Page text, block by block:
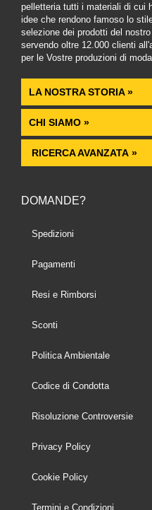
pelletteria tutti i materiali di cui
idee che rendono famoso lo
selezione dei prodotti del
servendo oltre 12.000 clienti
per le Vostre produzioni di moda.
LA NOSTRA STORIA »
CHI SIAMO »
RICERCA AVANZATA »
DOMANDE?
Spedizioni
Pagamenti
Resi e Rimborsi
Sconti
Politica Ambientale
Codice di Condotta
Risoluzione Controversie
Privacy Policy
Cookie Policy
Termini e Condizioni